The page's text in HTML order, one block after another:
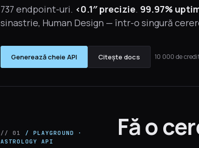
737 endpoint-uri. <0.1″ precizie. 99.97%
sinastrie, Human Design — într-o singură
Generează cheie API Citește docs 10 000 de
// 01
/ PLAYGROUND ·
ASTROLOGY API
Fă o